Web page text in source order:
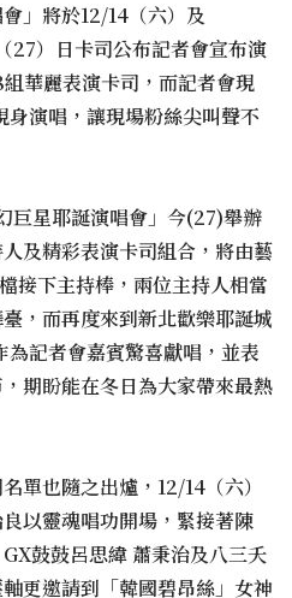
」將於12/14（六）及
27）日卡司公布記者會宣布演
華麗表演卡司，而記者會現
演唱，讓現場粉絲尖叫聲不
巨星耶誕演唱會」今(27)舉辦
及精彩表演卡司組合，將由藝
接下主持棒，兩位主持人相當
，而再度來到新北歡樂耶誕城
記者會嘉賓驚喜獻唱，並表
期盼能在冬日為大家帶來最熱
單也隨之出爐，12/14（六）
以靈魂唱功開場，緊接著陳
鼓鼓呂思緯 蕭秉治及八三夭
更邀請到「韓國碧昂絲」女神